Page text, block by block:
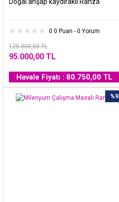
0.0 Puan - 0 Yorum
125.000,00 TL
95.000,00 TL
Havale Fiyatı : 80.750,00 TL
%9